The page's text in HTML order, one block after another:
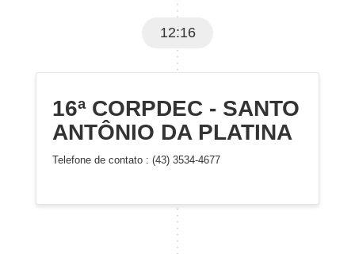
12:16
16ª CORPDEC - SANTO
ANTÔNIO DA PLATINA
Telefone de contato : (43) 3534-4677